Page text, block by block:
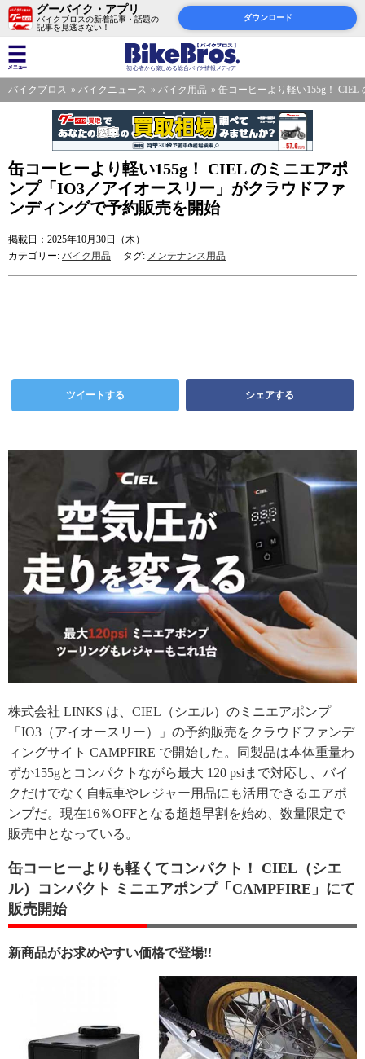
グーバイク・アプリ
バイクブロスの新着記事・話題の
記事を見逃さない！
ダウンロード
バイクブロス バイクニュース バイク用品 缶コーヒーより軽い155g！
缶コーヒーより軽い155g！ CIEL のミニエアポ
ンプ「IO3／アイオースリー」がクラウドファ
ンディングで予約販売を開始
掲載日：2025年10月30日（木）
カテゴリー: バイク用品 タグ: メンテナンス用品
ツイートする シェアする
株式会社 LINKS は、CIEL（シエル）のミニエアポンプ
「IO3（アイオースリー）」の予約販売をクラウドファンデ
ィングサイト CAMPFIRE で開始した。同製品は本体重量わ
ずか155gとコンパクトながら最大 120 psiまで対応し、バイ
クだけでなく自転車やレジャー用品にも活用できるエアポ
ンプだ。現在16％OFFとなる超超早割を始め、数量限定で
販売中となっている。
缶コーヒーよりも軽くてコンパクト！ CIEL（シエ
ル）コンパクト ミニエアポンプ「CAMPFIRE」にて
販売開始
新商品がお求めやすい価格で登場!!